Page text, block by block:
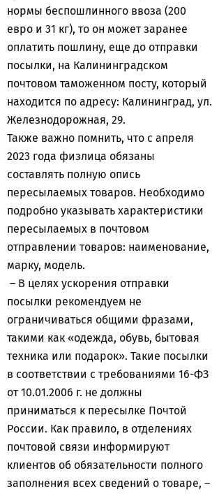
нормы беспошлинного ввоза (200
евро и 31 кг), то он может заранее
оплатить пошлину, еще до отправки
посылки, на Калининградском
почтовом таможенном посту, который
находится по адресу: Калининград, ул.
Железнодорожная, 29.
Также важно помнить, что с апреля
2023 года физлица обязаны
составлять полную опись
пересылаемых товаров. Необходимо
подробно указывать характеристики
пересылаемых в почтовом
отправлении товаров: наименование,
марку, модель.
– В целях ускорения отправки
посылки рекомендуем не
ограничиваться общими фразами,
такими как «одежда, обувь, бытовая
техника или подарок». Такие посылки
в соответствии с требованиями 16-ФЗ
от 10.01.2006 г. не должны
приниматься к пересылке Почтой
России. Как правило, в отделениях
почтовой связи информируют
клиентов об обязательности полного
заполнения всех сведений о товаре, –